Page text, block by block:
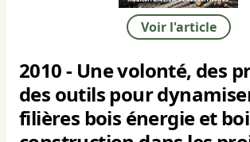
Voir l'article
2010 - Une volonté, des
des outils pour
filières bois énergie et